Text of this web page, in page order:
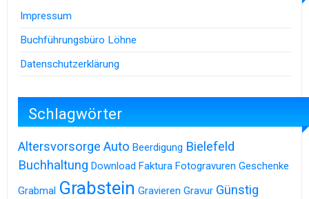
Impressum
Buchführungsbüro Löhne
Datenschutzerklärung
Schlagwörter
Altersvorsorge Auto Beerdigung Bielefeld
Buchhaltung Download Faktura Fotogravuren Geschenke
Grabmal Grabstein Gravieren Gravur Günstig